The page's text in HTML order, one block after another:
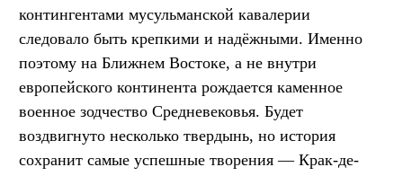
контингентами мусульманской кавалерии
следовало быть крепкими и надёжными. Именно
поэтому на Ближнем Востоке, а не внутри
европейского континента рождается каменное
военное зодчество Средневековья. Будет
воздвигнуто несколько твердынь, но история
сохранит самые успешные творения — Крак-де-